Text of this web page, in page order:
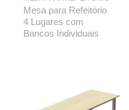
Mesa para Refeitório
4 Lugares com
Bancos Individuais